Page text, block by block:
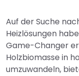
Auf der Suche
Heizlösungen
Game-Changer
Holzbiomasse in
umzuwandeln,